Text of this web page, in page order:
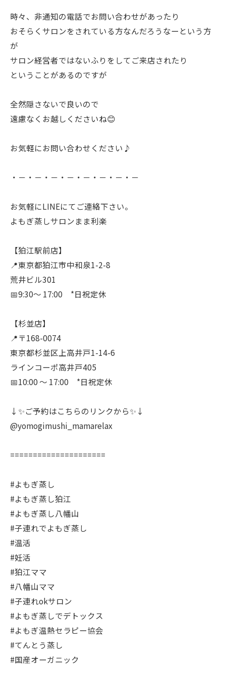
時々、非通知の電話でお問い合わせがあったり
おそらくサロンをされている方なんだろうなーという方
が
サロン経営者ではないふりをしてご来店されたり
ということがあるのですが
全然隠さないで良いので
遠慮なくお越しくださいね😊
お気軽にお問い合わせください♪
・－・－・－・－・－・－・－・－
お気軽にLINEにてご連絡下さい。
よもぎ蒸しサロンまま利楽
【狛江駅前店】
📍東京都狛江市中和泉1-2-8
荒井ビル301
📅9:30〜 17:00 *日祝定休
【杉並店】
📍〒168-0074
東京都杉並区上高井戸1-14-6
ラインコーポ高井戸405
📅10:00 〜 17:00 *日祝定休
↓✨ご予約はこちらのリンクから✨↓
@yomogimushi_mamarelax
=====================
#よもぎ蒸し
#よもぎ蒸し狛江
#よもぎ蒸し八幡山
#子連れでよもぎ蒸し
#温活
#妊活
#狛江ママ
#八幡山ママ
#子連れokサロン
#よもぎ蒸しでデトックス
#よもぎ温熱セラピー協会
#てんとう蒸し
#国産オーガニック